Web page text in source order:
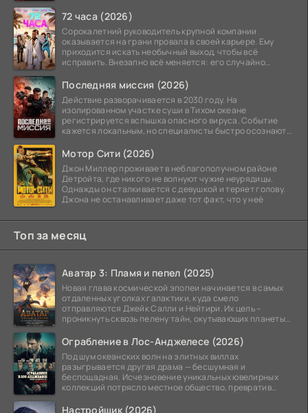
72 часа (2026)
Сорокалетний руководитель крупной компании
оказывается на грани провала в своей карьере. Ему
приходится искать необычный выход, чтобы всё
исправить. Внезапно всё меняется: его случайно
Последняя миссия (2026)
Действие разворачивается в 2030 году. На
изолированном участке суши в Тихом океане
регистрируется вспышка опасного вируса. Событие
кажется локальным, но специалисты быстро осознают:
Мотор Сити (2026)
Джон Миллер проживает в неблагополучном районе
Детройта, где никого не волнуют чужие неурядицы.
Однажды он сталкивается с девушкой и теряет голову.
Джона не останавливает даже тот факт, что у неё
Топ за месяц
Аватар 3: Пламя и пепел (2025)
Новая глава космической эпопеи начинается в самых
отдаленных уголках галактики, куда смело
отправляются Джейк Салли и Нейтири. Их цель –
проникнуть сквозь пелену тайн, окутывающих планеты
Ограбление в Лос-Анджелесе (2026)
Под шум океанских волн на элитных виллах
разыгрывается другая драма — бесшумная и
беспощадная. Исчезновение уникальных ювелирных
коллекций потрясло местное общество, превратив
Настройщик (2026)